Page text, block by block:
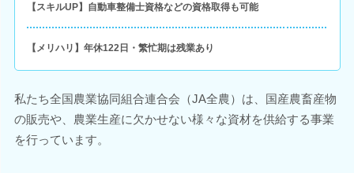
【スキルUP】自動車整備士資格などの資格取得も可能
【メリハリ】年休122日・繁忙期は残業あり
私たち全国農業協同組合連合会（JA全農）は、国産農畜産物
の販売や、農業生産に欠かせない様々な資材を供給する事業
を行っています。